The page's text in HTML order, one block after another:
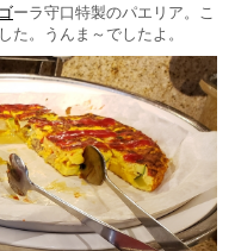
ーラ守口特製のパエリア。こ
た。うんま～でしたよ。